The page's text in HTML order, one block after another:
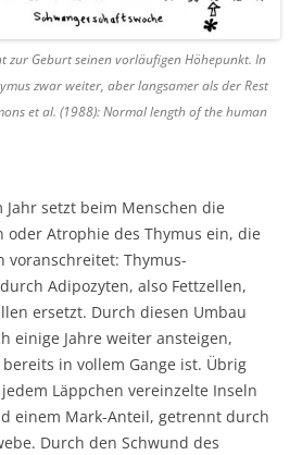
zur Geburt seinen vorläufigen Höhepunkt. In
zwar weiter, aber langsamer als der Rest
et al. (1988): Normal length of the human
setzt beim Menschen die
oder Atrophie des Thymus ein, die
voranschreitet: Thymus-
Adipozyten, also Fettzellen,
ersetzt. Durch diesen Umbau
einige Jahre weiter ansteigen,
in vollem Gange ist. Übrig
Läppchen vereinzelte Inseln
einem Mark-Anteil, getrennt durch
Durch den Schwund des